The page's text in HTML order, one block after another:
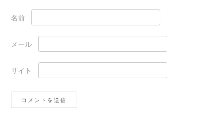
名前
メール
サイト